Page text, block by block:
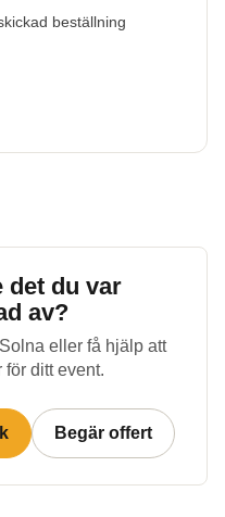
beställning
det du var
av?
Solna eller få hjälp att
för ditt event.
Begär offert